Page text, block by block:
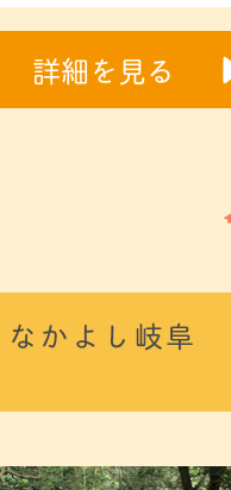
詳細を見る
かよし岐阜